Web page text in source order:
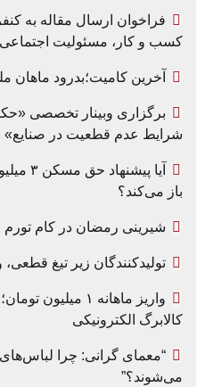
فراخوان ارسال مقاله به
کسب و کار، مسئولیت اجتماعی
آخرین کامیت؛بدرود ماهان
برگزاری وبینار تخصصی
شرایط عدم قطعیت در صنایع»
آیا
باز می‌کند؟
شیرینی رمضان در کام تورم
تولیدکنندگان زیر تیغ قطعی،
واریز ماهانه ۱
کالابرگ الکترونیکی
“معمای گرانی: چرا لباس‌های
می‌شوند؟”